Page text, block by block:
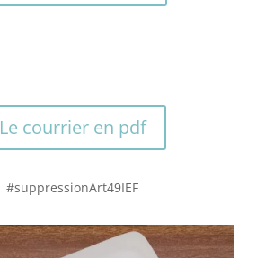
Le courrier en pdf
#suppressionArt49IEF